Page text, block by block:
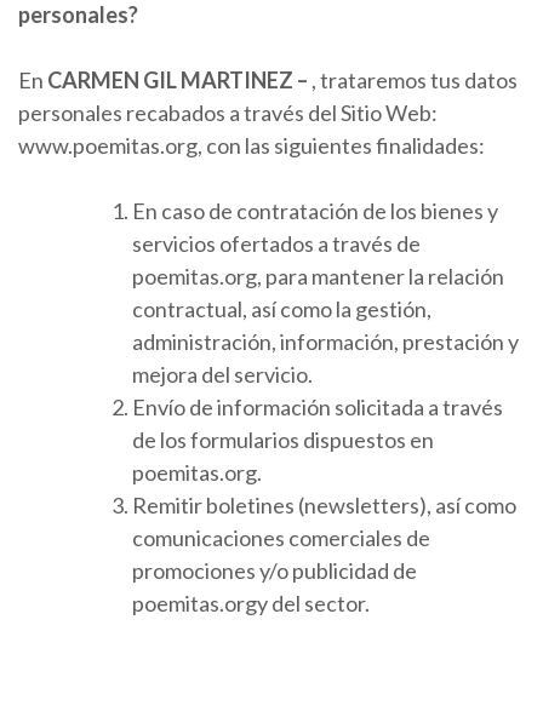
personales?
En CARMEN GIL MARTINEZ – , trataremos tus datos
personales recabados a través del Sitio Web:
www.poemitas.org, con las siguientes finalidades:
En caso de contratación de los bienes y
servicios ofertados a través de
poemitas.org, para mantener la relación
contractual, así como la gestión,
administración, información, prestación y
mejora del servicio.
Envío de información solicitada a través
de los formularios dispuestos en
poemitas.org.
Remitir boletines (newsletters), así como
comunicaciones comerciales de
promociones y/o publicidad de
poemitas.orgy del sector.